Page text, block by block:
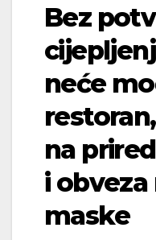
Bez
neće
na
i
maske